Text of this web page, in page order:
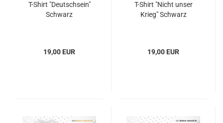
T-Shirt "Deutschsein"
Schwarz
19,00 EUR
T-Shirt "Nicht unser
Krieg" Schwarz
19,00 EUR